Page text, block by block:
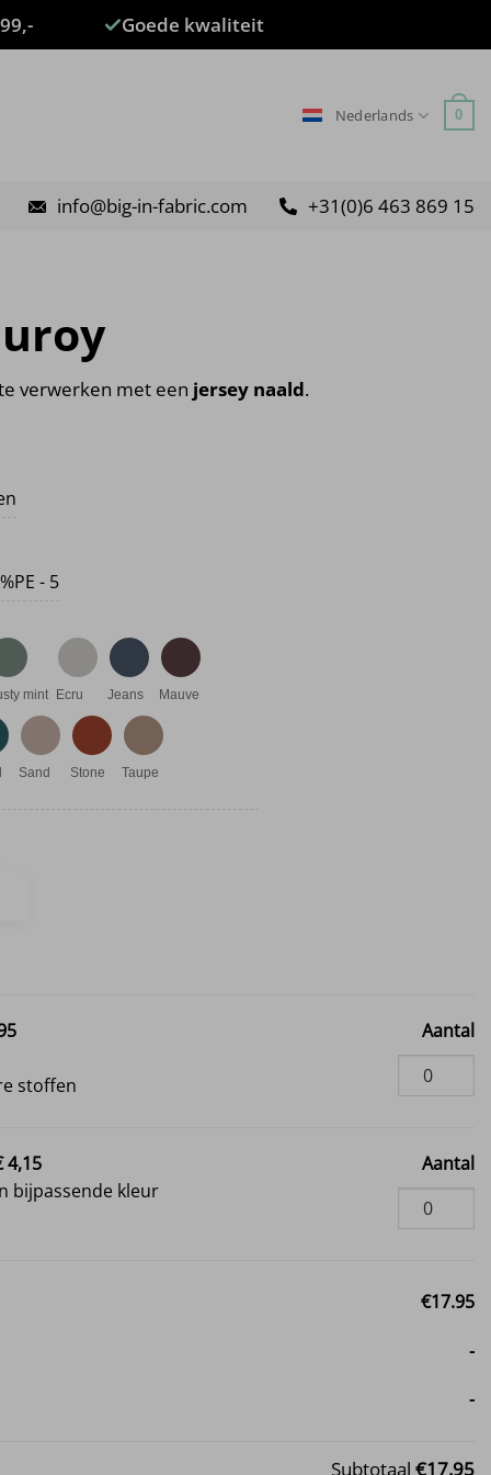
Goede kwaliteit
Nederlands 0
info@big-in-fabric.com +31(0)6 463 869 15
verwerken met een jersey naald.
- 5
mint Ecru Jeans Mauve
Sand Stone Taupe
stoffen
Aantal
4,15
bijpassende kleur
Aantal
€17.95
-
-
Subtotaal €17.95